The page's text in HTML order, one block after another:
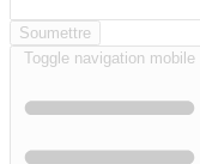
Toggle navigation mobile